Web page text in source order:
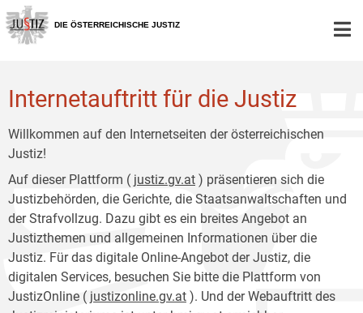
Zur
Hauptnavigation
[1]
Zum
Inhalt
[2]
DIE ÖSTERREICHISCHE JUSTIZ
Internetauftritt für die Justiz
Willkommen auf den Internetseiten der österreichischen
Justiz!
Auf dieser Plattform ( justiz.gv.at ) präsentieren sich die
Justizbehörden, die Gerichte, die Staatsanwaltschaften und
der Strafvollzug. Dazu gibt es ein breites Angebot an
Justizthemen und allgemeinen Informationen über die
Justiz. Für das digitale Online-Angebot der Justiz, die
digitalen Services, besuchen Sie bitte die Plattform von
JustizOnline ( justizonline.gv.at ). Und der Webauftritt des